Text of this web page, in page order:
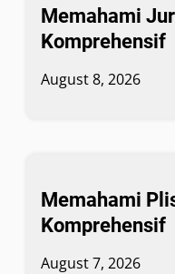
Memahami
Komprehensif
August 8, 2026
Memahami
Komprehensif
August 7, 2026